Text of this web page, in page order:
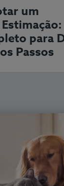
um
para
Passos